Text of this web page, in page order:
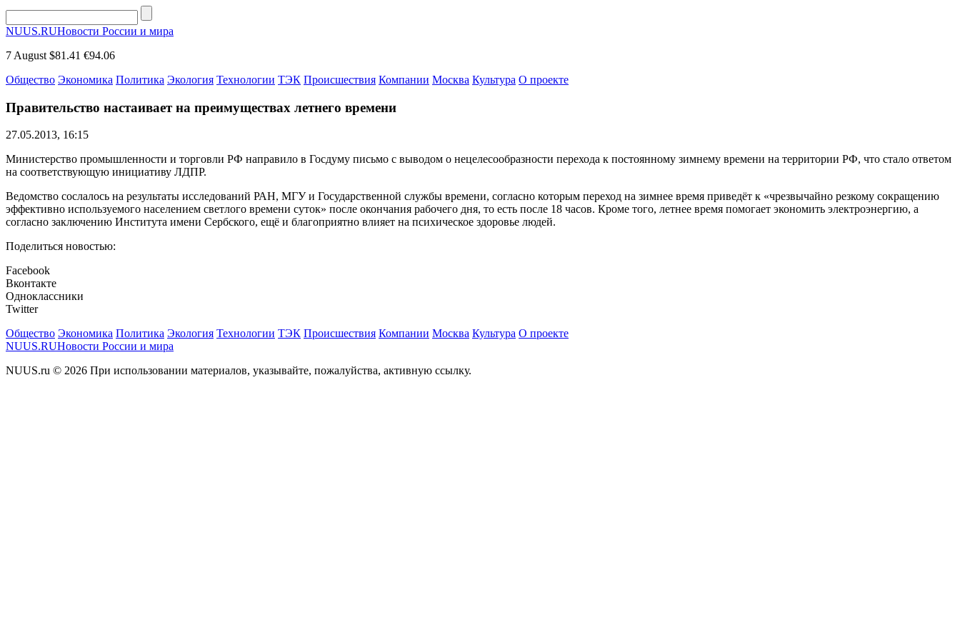
NUUS.RUНовости России и мира
7 August $81.41 €94.06
Общество Экономика Политика Экология Технологии ТЭК Происшествия Компании Москва Культура О проекте
Правительство настаивает на преимуществах летнего времени
27.05.2013, 16:15
Министерство промышленности и торговли РФ направило в Госдуму письмо с выводом о нецелесообразности перехода к постоянному зимнему времени на территории РФ, что стало ответом
на соответствующую инициативу ЛДПР.
Ведомство сослалось на результаты исследований РАН, МГУ и Государственной службы времени, согласно которым переход на зимнее время приведёт к «чрезвычайно резкому сокращению
эффективно используемого населением светлого времени суток» после окончания рабочего дня, то есть после 18 часов. Кроме того, летнее время помогает экономить электроэнергию, а
согласно заключению Института имени Сербского, ещё и благоприятно влияет на психическое здоровье людей.
Поделиться новостью:
Facebook
Вконтакте
Одноклассники
Twitter
Общество Экономика Политика Экология Технологии ТЭК Происшествия Компании Москва Культура О проекте
NUUS.RUНовости России и мира
NUUS.ru © 2026 При использовании материалов, указывайте, пожалуйства, активную ссылку.